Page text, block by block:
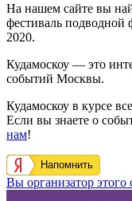
На нашем сайте вы
фестиваль
2020.
Кудамоскоу — это
событий Москвы.
Кудамоскоу в курсе
Если вы знаете о
нам!
Напомнить
Вы организатор этого